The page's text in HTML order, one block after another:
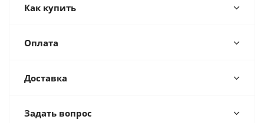
Как купить
Оплата
Доставка
Задать вопрос